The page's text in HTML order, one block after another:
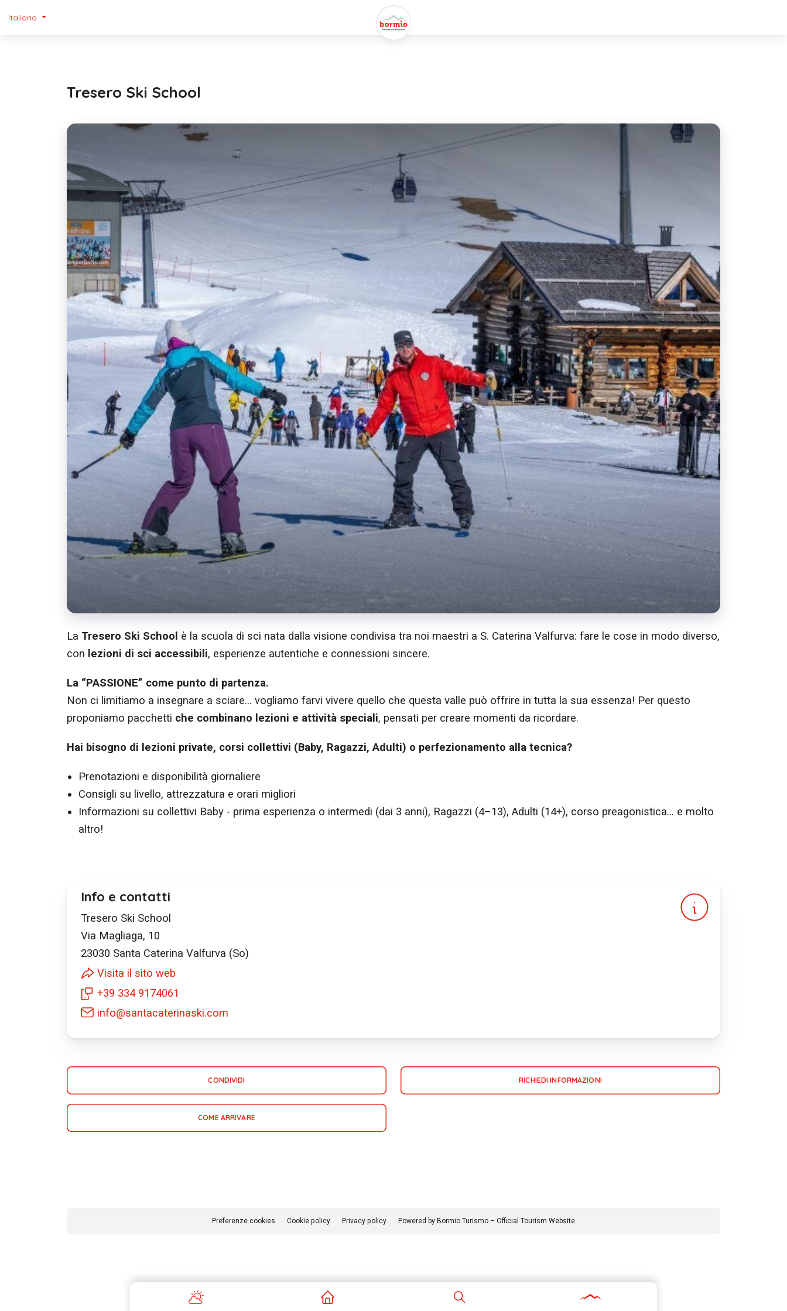
Italiano
Tresero Ski School
La Tresero Ski School è la scuola di sci nata dalla visione condivisa tra noi maestri a S. Caterina Valfurva: fare le cose in modo diverso,
con lezioni di sci accessibili, esperienze autentiche e connessioni sincere.
La “PASSIONE” come punto di partenza.
Non ci limitiamo a insegnare a sciare... vogliamo farvi vivere quello che questa valle può offrire in tutta la sua essenza! Per questo
proponiamo pacchetti che combinano lezioni e attività speciali, pensati per creare momenti da ricordare.
Hai bisogno di lezioni private, corsi collettivi (Baby, Ragazzi, Adulti) o perfezionamento alla tecnica?
Prenotazioni e disponibilità giornaliere
Consigli su livello, attrezzatura e orari migliori
Informazioni su collettivi Baby - prima esperienza o intermedi (dai 3 anni), Ragazzi (4–13), Adulti (14+), corso preagonistica... e molto
altro!
Info e contatti
Tresero Ski School
Via Magliaga, 10
23030 Santa Caterina Valfurva (So)
Visita il sito web
+39 334 9174061
info@santacaterinaski.com
CONDIVIDI RICHIEDI INFORMAZIONI
COME ARRIVARE
Preferenze cookies Cookie policy Privacy policy Powered by Bormio Turismo – Official Tourism Website